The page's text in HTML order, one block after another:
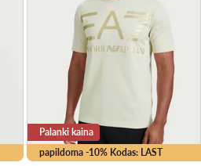
papildoma -10% Kodas: LAST
Palanki kaina